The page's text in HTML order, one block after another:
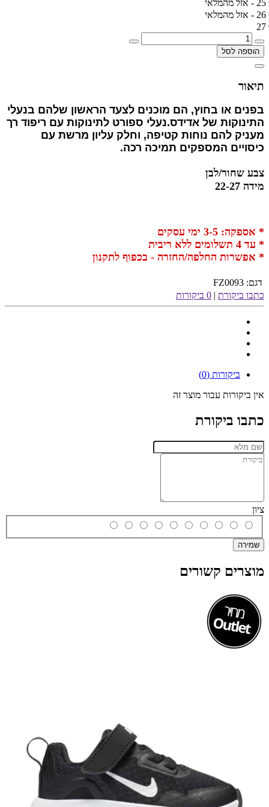
25 - אזל מהמלאי
26 - אזל מהמלאי
27
הוספה לסל
תיאור
בפנים או בחוץ, הם מוכנים לצעד הראשון שלהם בנעלי
התינוקות של אדידס.נעלי ספורט לתינוקות עם ריפוד רך
מעניק להם נוחות קטיפה, וחלק עליון מרשת עם
כיסויים המספקים תמיכה רכה.
צבע שחור/לבן
מידה 22-27
* אספקה: 3-5 ימי עסקים
* עד 4 תשלומים ללא ריבית
* אפשרות החלפה/החזרה - בכפוף לתקנון
דגם: FZ0093
כתבו ביקורת | 0 ביקורות
ביקורות (0)
אין ביקורות עבור מוצר זה
כתבו ביקורת
ציון
שמירה
מוצרים קשורים